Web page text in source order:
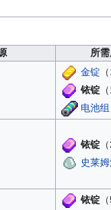
所
金锭
铱锭
电池组
铱锭
史莱
铱锭